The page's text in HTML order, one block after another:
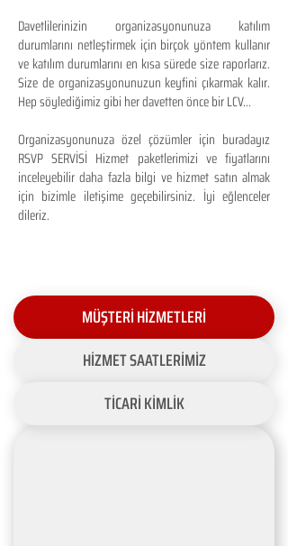
Davetlilerinizin organizasyonunuza katılım
durumlarını netleştirmek için birçok yöntem kullanır
ve katılım durumlarını en kısa sürede size raporlarız.
Size de organizasyonunuzun keyfini çıkarmak kalır.
Hep söylediğimiz gibi her davetten önce bir LCV...
Organizasyonunuza özel çözümler için buradayız
RSVP SERVİSİ Hizmet paketlerimizi ve fiyatlarını
inceleyebilir daha fazla bilgi ve hizmet satın almak
için bizimle iletişime geçebilirsiniz. İyi eğlenceler
dileriz.
MÜŞTERİ HİZMETLERİ
HİZMET SAATLERİMİZ
TİCARİ KİMLİK